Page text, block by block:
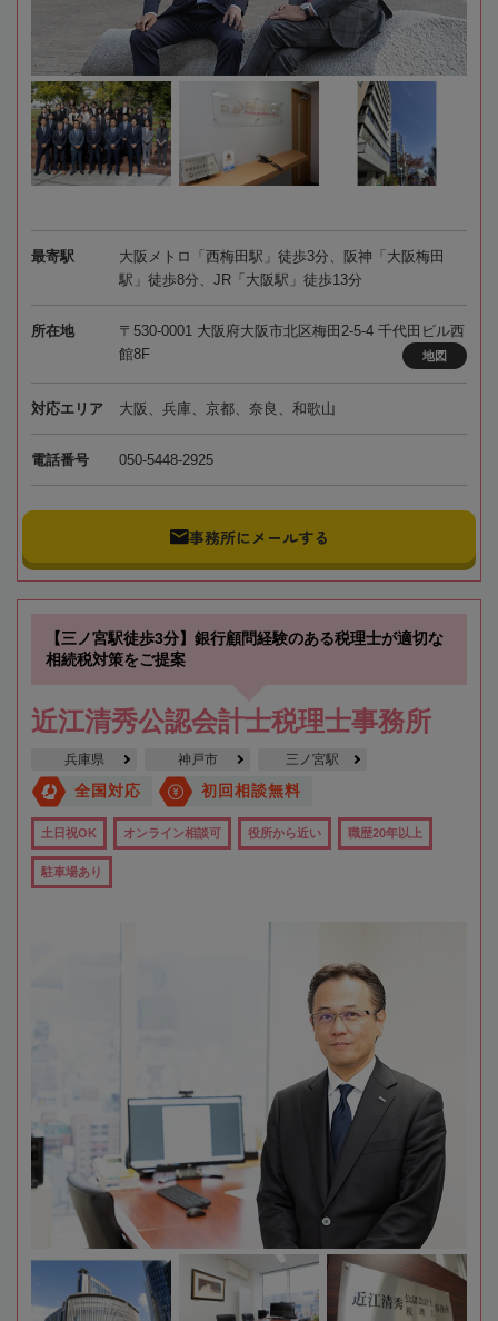
最寄駅
大阪メトロ「西梅田駅」徒歩3分、阪神「大阪梅田
駅」徒歩8分、JR「大阪駅」徒歩13分
所在地
〒530-0001 大阪府大阪市北区梅田2-5-4 千代田ビル西
館8F
地図
対応エリア 大阪、兵庫、京都、奈良、和歌山
電話番号 050-5448-2925
事務所にメールする
【三ノ宮駅徒歩3分】銀行顧問経験のある税理士が適切な
相続税対策をご提案
近江清秀公認会計士税理士事務所
兵庫県 神戸市 三ノ宮駅
全国対応 初回相談無料
土日祝OK オンライン相談可 役所から近い 職歴20年以上
駐車場あり